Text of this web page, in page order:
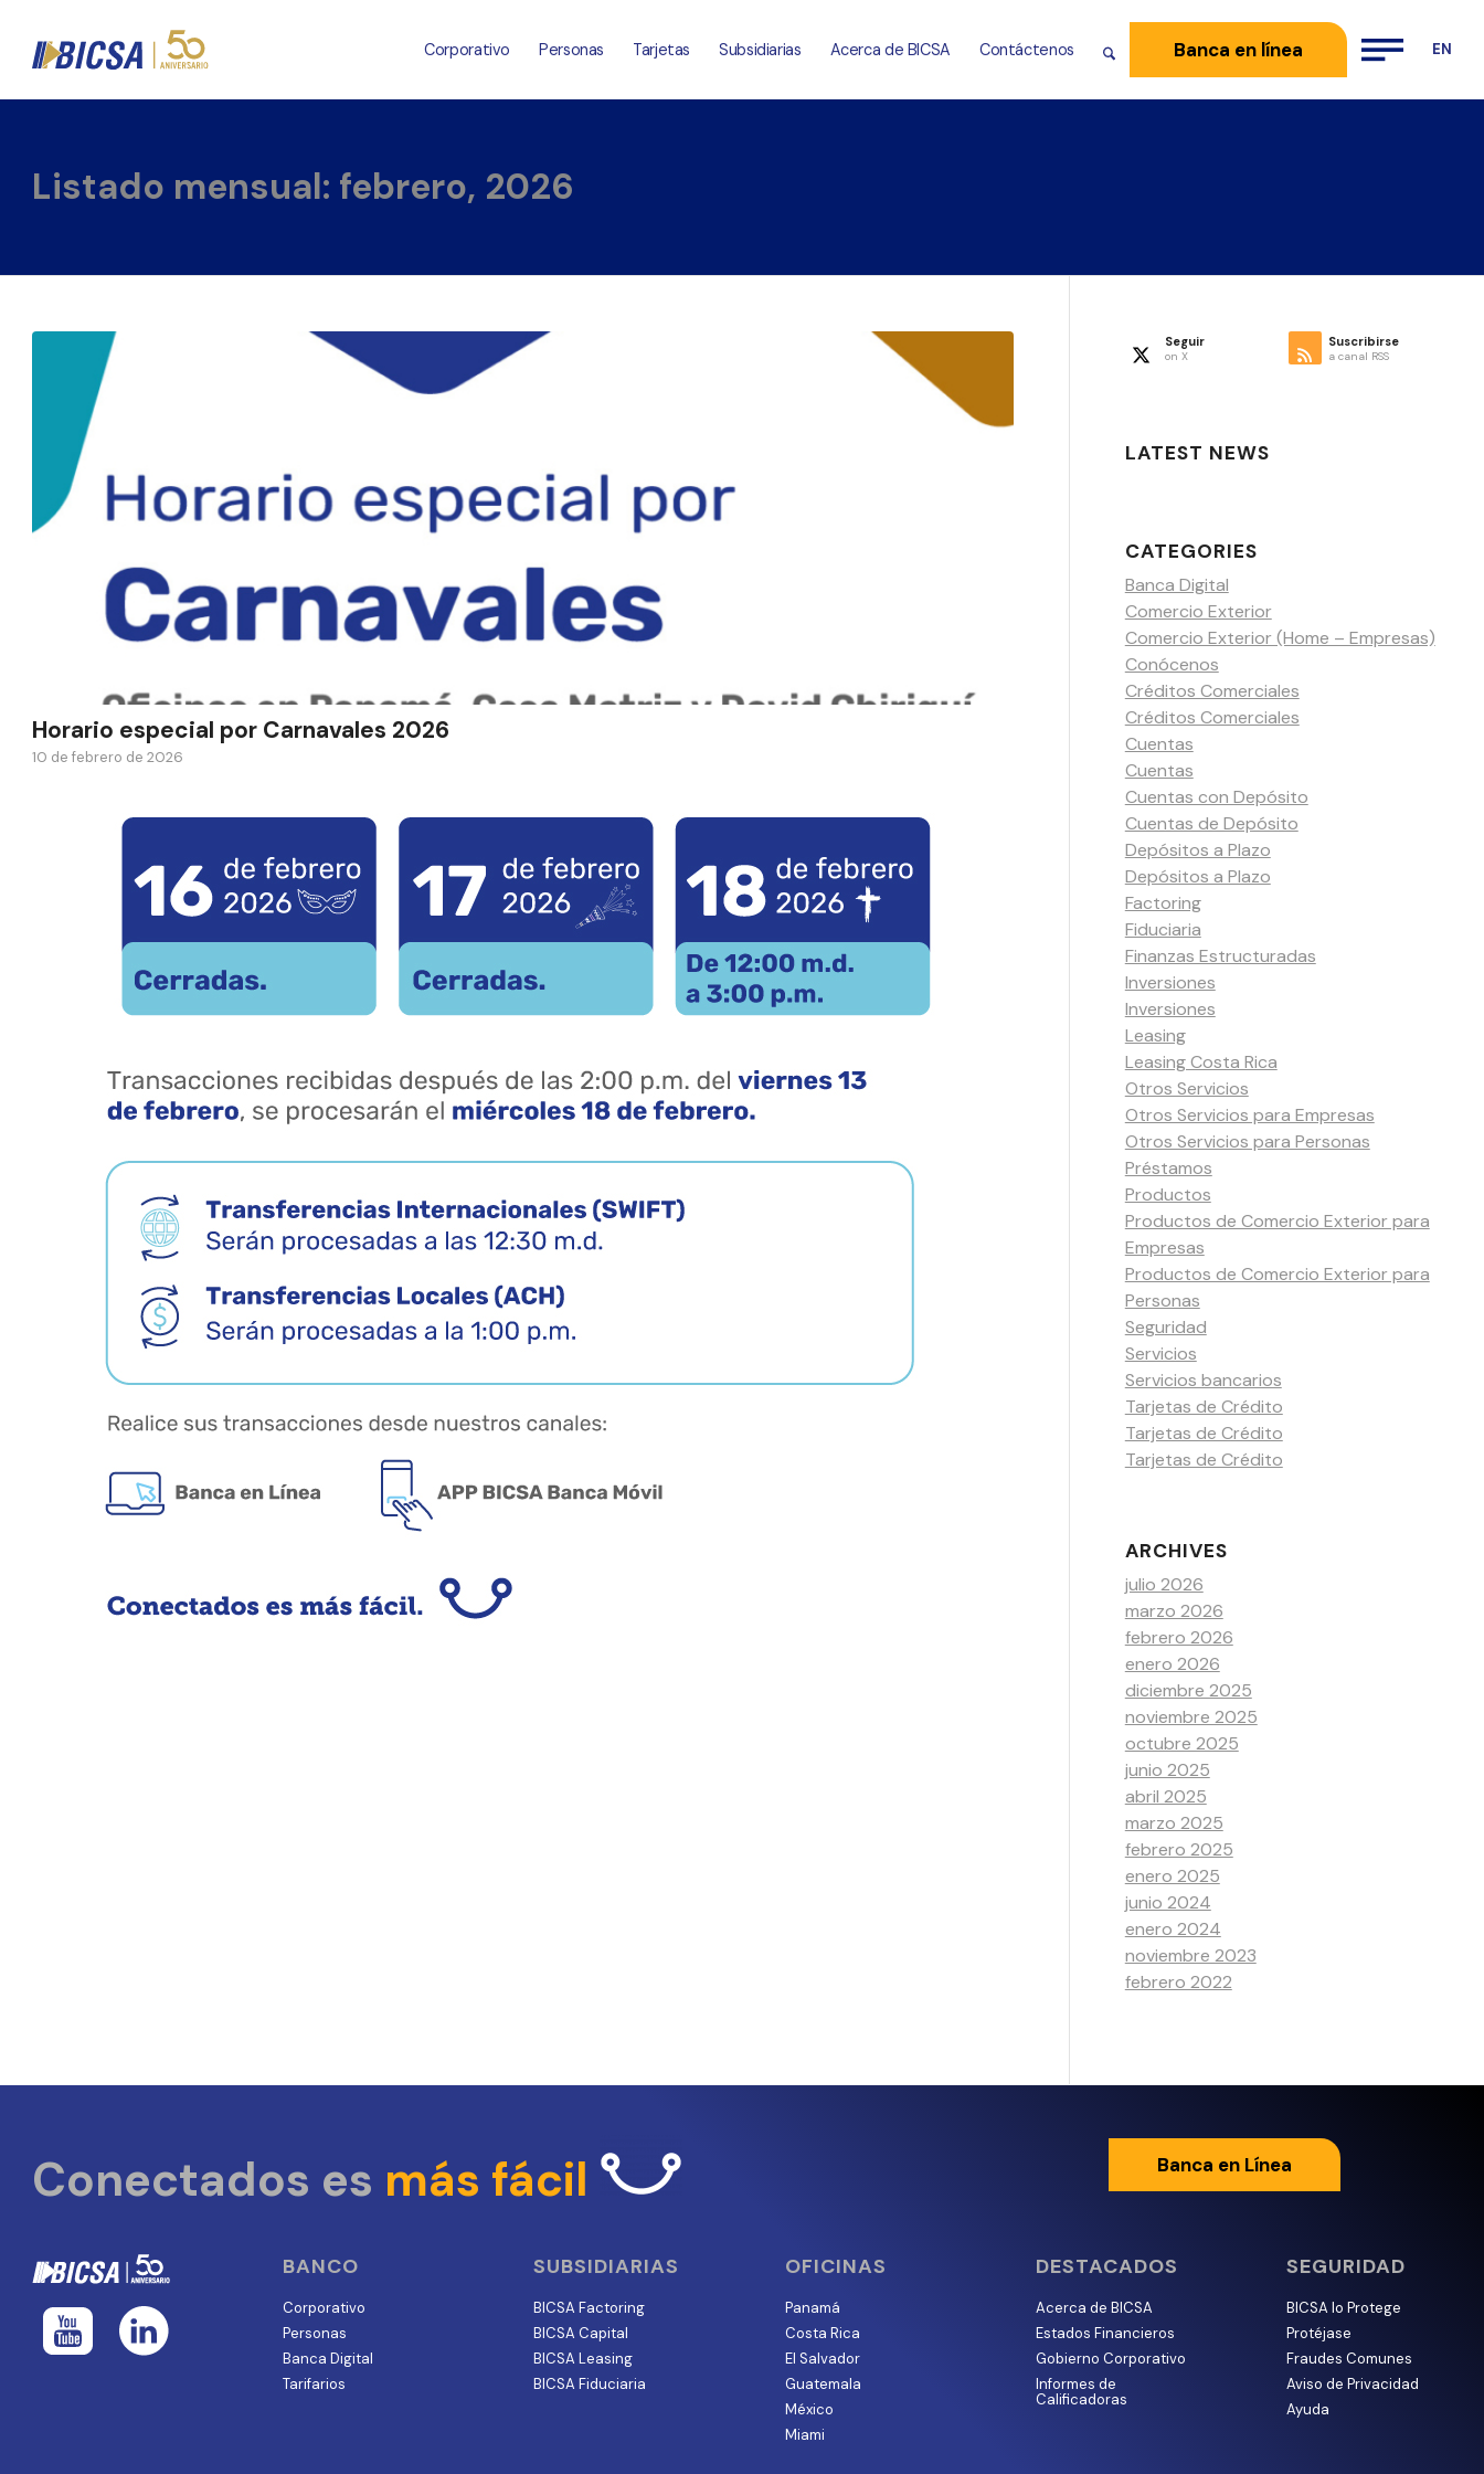
Corporativo Personas Tarjetas Subsidiarias Acerca de BICSA Contáctenos Banca en línea
Listado mensual: febrero, 2026
Horario especial por Carnavales 2026
10 de febrero de 2026
Seguir
on X
Suscribirse
a canal RSS
LATEST NEWS
CATEGORIES
Banca Digital
Comercio Exterior
Comercio Exterior (Home – Empresas)
Conócenos
Créditos Comerciales
Créditos Comerciales
Cuentas
Cuentas
Cuentas con Depósito
Cuentas de Depósito
Depósitos a Plazo
Depósitos a Plazo
Factoring
Fiduciaria
Finanzas Estructuradas
Inversiones
Inversiones
Leasing
Leasing Costa Rica
Otros Servicios
Otros Servicios para Empresas
Otros Servicios para Personas
Préstamos
Productos
Productos de Comercio Exterior para
Empresas
Productos de Comercio Exterior para
Personas
Seguridad
Servicios
Servicios bancarios
Tarjetas de Crédito
Tarjetas de Crédito
Tarjetas de Crédito
ARCHIVES
julio 2026
marzo 2026
febrero 2026
enero 2026
diciembre 2025
noviembre 2025
octubre 2025
junio 2025
abril 2025
marzo 2025
febrero 2025
enero 2025
junio 2024
enero 2024
noviembre 2023
febrero 2022
Conectados es más fácil Banca en Línea
BANCO
Corporativo
Personas
Banca Digital
Tarifarios
SUBSIDIARIAS
BICSA Factoring
BICSA Capital
BICSA Leasing
BICSA Fiduciaria
OFICINAS
Panamá
Costa Rica
El Salvador
Guatemala
México
Miami
DESTACADOS
Acerca de BICSA
Estados Financieros
Gobierno Corporativo
Informes de
Calificadoras
SEGURIDAD
BICSA lo Protege
Protéjase
Fraudes Comunes
Aviso de Privacidad
Ayuda